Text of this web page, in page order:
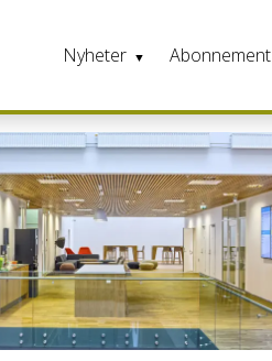
Nyheter Abonnement